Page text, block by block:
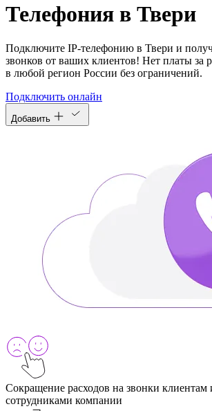
Телефония в Твери
Подключите IP-телефонию в Твери и
звонков от ваших клиентов! Нет платы за
в любой регион России без ограничений.
Подключить онлайн
Добавить
Сокращение расходов на звонки
сотрудниками компании